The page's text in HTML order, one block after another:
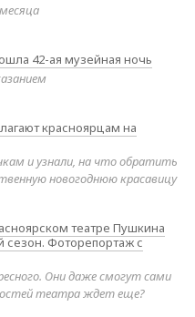
42-ая музейная ночь
красноярцам на
и узнали, на что обратить
новогоднюю красавицу
театре Пушкина
сезон. Фоторепортаж с
Они даже смогут сами
театра ждет еще?